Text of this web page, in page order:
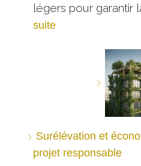
légers pour garantir
suite
Surélévation et
projet responsable